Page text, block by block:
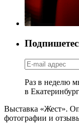
Раз в неделю
в
Выставка «Жест».
фотографии и